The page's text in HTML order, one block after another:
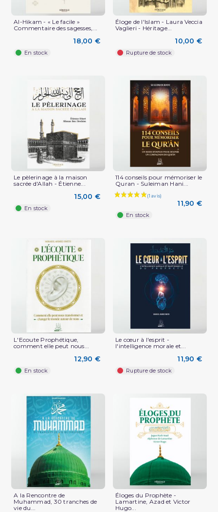
Al-Hikam - « Le facile »
Commentaire des sagesses,...
18,00 €
En stock
Éloge de l'Islam - Laura Veccia
Vaglieri - Héritage...
10,00 €
Rupture de stock
Le pèlerinage à la maison
sacrée d'Allah - Étienne...
15,00 €
En stock
114 conseils pour mémoriser le
Quran - Suleiman Hani...
11,90 €
En stock
L'Ecoute Prophétique,
comment elle peut nous...
12,90 €
En stock
Le cœur à l'esprit -
l'intelligence morale et...
11,90 €
Rupture de stock
A la Rencontre de
Muhammad, 30 tranches de
vie du...
Éloges du Prophète -
Lamartine, Azad et Victor
Hugo...